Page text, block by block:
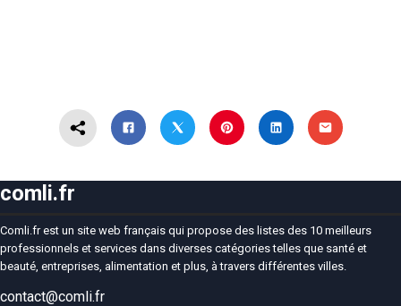
comli.fr
Comli.fr est un site web français qui propose des listes des 10 meilleurs
professionnels et services dans diverses catégories telles que santé et
beauté, entreprises, alimentation et plus, à travers différentes villes.
contact@comli.fr